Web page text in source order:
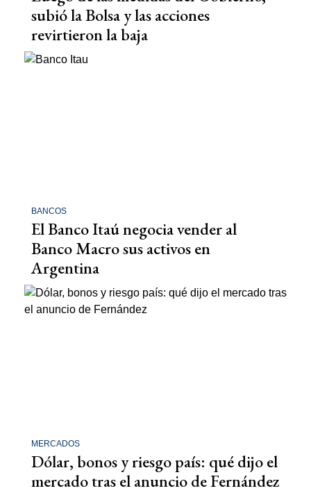
subió la Bolsa y las acciones
revirtieron la baja
BANCOS
El Banco Itaú negocia vender al
Banco Macro sus activos en
Argentina
MERCADOS
Dólar, bonos y riesgo país: qué dijo el
mercado tras el anuncio de Fernández